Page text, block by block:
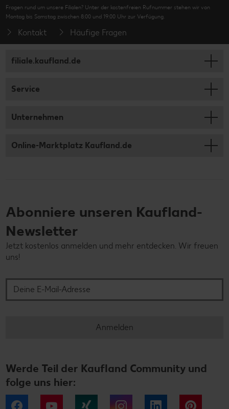
Fragen rund um unsere Filialen? Unter der kostenfreien Rufnummer stehen wir von
Montag bis Samstag zwischen 8:00 und 19:00 Uhr zur Verfügung.
Kontakt Häufige Fragen
filiale.kaufland.de
Service
Unternehmen
Online-Marktplatz Kaufland.de
Abonniere unseren Kaufland-
Newsletter
Jetzt kostenlos anmelden und mehr entdecken. Wir freuen
uns!
Anmelden
Werde Teil der Kaufland Community und
folge uns hier:
Facebook YouTube Xing Instagram LinkedIn